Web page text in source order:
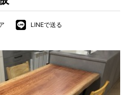
いて
LINEで送る